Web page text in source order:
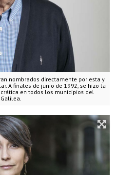
nombrados directamente por esta y
A finales de junio de 1992, se hizo la
en todos los municipios del